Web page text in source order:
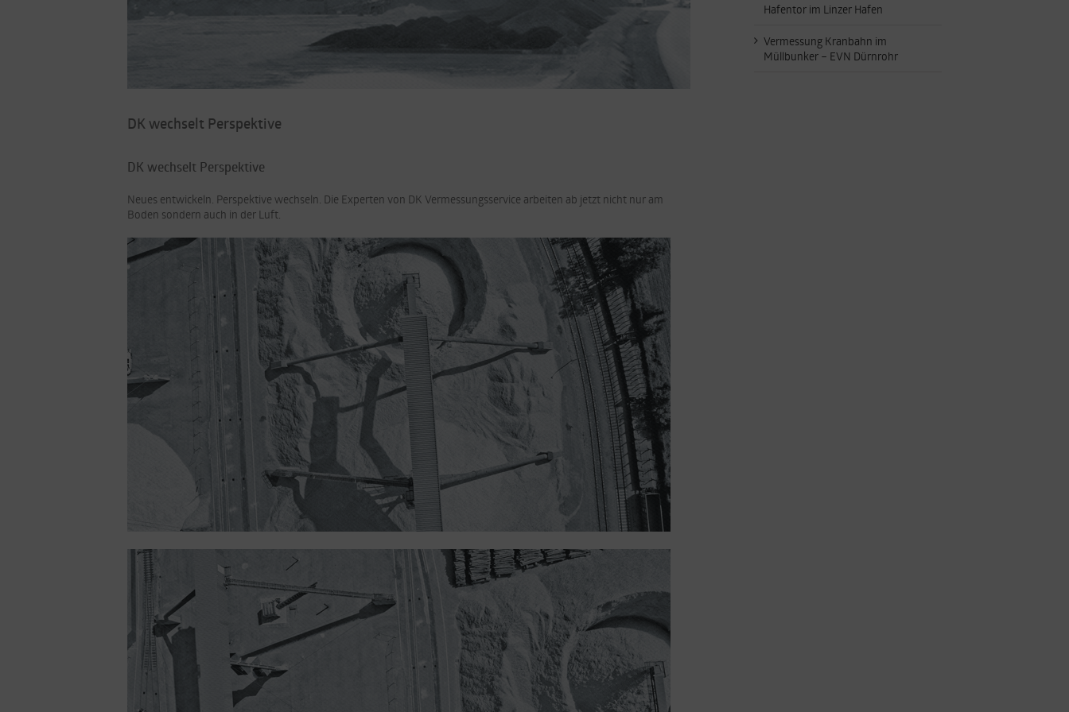
DK wechselt Perspektive
DK wechselt Perspektive
Neues entwickeln. Perspektive wechseln. Die Experten von DK Vermessungsservice arbeiten ab jetzt nicht nur am
Boden sondern auch in der Luft.
Hafentor im Linzer Hafen
Vermessung Kranbahn im
Müllbunker – EVN Dürnrohr